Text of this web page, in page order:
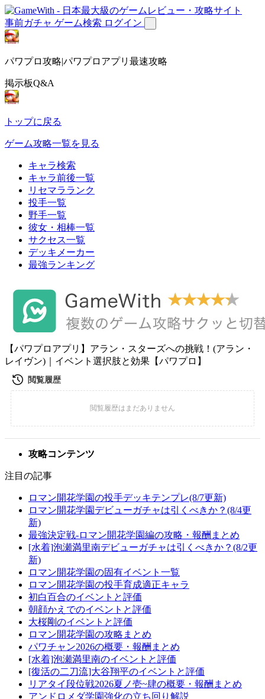
事前ガチャ ゲーム検索 ログイン
パワプロ攻略|パワプロアプリ最速攻略
掲示板Q&A
トップに戻る
ゲーム攻略一覧を見る
キャラ検索
キャラ前後一覧
リセマラランク
投手一覧
野手一覧
彼女・相棒一覧
サクセス一覧
デッキメーカー
最強ランキング
【パワプロアプリ】アラン・スターズへの挑戦！(アラン・
レイヴン)｜イベント選択肢と効果【パワプロ】
攻略コンテンツ
注目の記事
ロマン開花学園の投手デッキテンプレ(8/7更新)
ロマン開花学園デビューガチャは引くべきか？(8/4更
新)
最強決定戦-ロマン開花学園編の攻略・報酬まとめ
[水着]泡瀬満里南デビューガチャは引くべきか？(8/2更
新)
ロマン開花学園の固有イベント一覧
ロマン開花学園の投手育成適正キャラ
初白百合のイベントと評価
朝顔かえでのイベントと評価
大桜剛のイベントと評価
ロマン開花学園の攻略まとめ
パワチャン2026の概要・報酬まとめ
[水着]泡瀬満里南のイベントと評価
[復活の二刀流]大谷翔平のイベントと評価
リアタイ段位戦2026夏ノ壱~肆の概要・報酬まとめ
アンドロメダ学園強化の立ち回り解説